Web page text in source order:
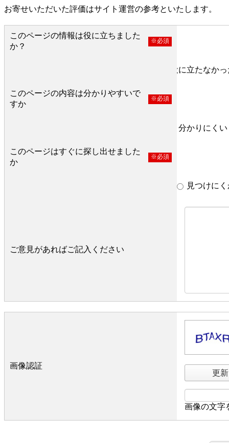
お寄せいただいた評価はサイト運営の参考といたします。
このページの情報は役に立ちました
か？
※必須
役に立たなか
このページの内容は分かりやすいで
すか
※必須
分かりにくい
このページはすぐに探し出せました
か
※必須
見つけに
ご意見があればご記入ください
画像認証
更新
画像の文字